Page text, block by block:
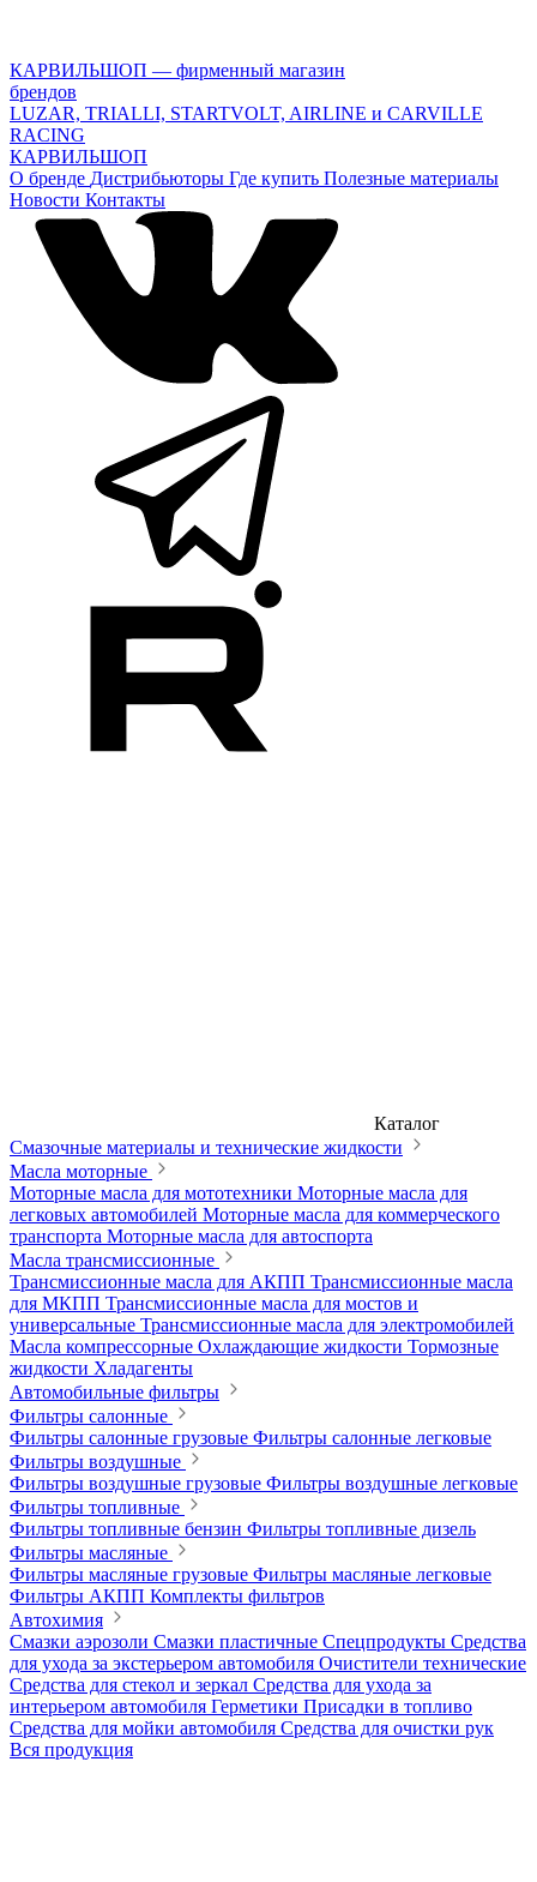
КАРВИЛЬШОП — фирменный магазин
брендов
LUZAR, TRIALLI, STARTVOLT, AIRLINE и CARVILLE
RACING
КАРВИЛЬШОП
О бренде Дистрибьюторы Где купить Полезные материалы
Новости Контакты
Каталог
Смазочные материалы и технические жидкости
Масла моторные
Моторные масла для мототехники Моторные масла для
легковых автомобилей Моторные масла для коммерческого
транспорта Моторные масла для автоспорта
Масла трансмиссионные
Трансмиссионные масла для АКПП Трансмиссионные масла
для МКПП Трансмиссионные масла для мостов и
универсальные Трансмиссионные масла для электромобилей
Масла компрессорные Охлаждающие жидкости Тормозные
жидкости Хладагенты
Автомобильные фильтры
Фильтры салонные
Фильтры салонные грузовые Фильтры салонные легковые
Фильтры воздушные
Фильтры воздушные грузовые Фильтры воздушные легковые
Фильтры топливные
Фильтры топливные бензин Фильтры топливные дизель
Фильтры масляные
Фильтры масляные грузовые Фильтры масляные легковые
Фильтры АКПП Комплекты фильтров
Автохимия
Смазки аэрозоли Смазки пластичные Спецпродукты Средства
для ухода за экстерьером автомобиля Очистители технические
Средства для стекол и зеркал Средства для ухода за
интерьером автомобиля Герметики Присадки в топливо
Средства для мойки автомобиля Средства для очистки рук
Вся продукция